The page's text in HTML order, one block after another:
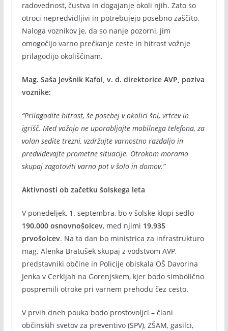
radovednost, čustva in dogajanje okoli njih. Zato so
otroci nepredvidljivi in potrebujejo posebno zaščito.
Naloga voznikov je, da so nanje pozorni, jim
omogočijo varno prečkanje ceste in hitrost vožnje
prilagodijo okoliščinam.
Mag. Saša Jevšnik Kafol, v. d. direktorice AVP, poziva
voznike:
“Prilagodite hitrost, še posebej v okolici šol, vrtcev in
igrišč. Med vožnjo ne uporabljajte mobilnega telefona, za
volan sedite trezni, vzdržujte varnostno razdaljo in
predvidevajte prometne situacije. Otrokom moramo
skupaj zagotoviti varno pot v šolo in domov.”
Aktivnosti ob začetku šolskega leta
V ponedeljek, 1. septembra, bo v šolske klopi sedlo
190.000 osnovnošolcev, med njimi 19.935
prvošolcev. Na ta dan bo ministrica za infrastrukturo
mag. Alenka Bratušek skupaj z vodstvom AVP,
predstavniki občine in Policije obiskala OŠ Davorina
Jenka v Cerkljah na Gorenjskem, kjer bodo simbolično
pospremili otroke pri varnem prehodu čez cesto.
V prvih dneh pouka bodo prostovoljci – člani
občinskih svetov za preventivo (SPV), ZŠAM, gasilci,